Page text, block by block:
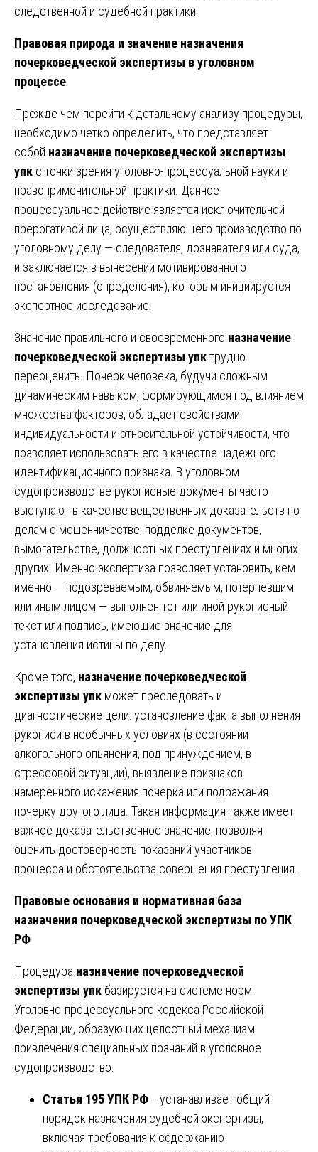
следственной и судебной практики.
Правовая природа и значение назначения
почерковедческой экспертизы в уголовном
процессе
Прежде чем перейти к детальному анализу процедуры,
необходимо четко определить, что представляет
собой назначение почерковедческой экспертизы
упк с точки зрения уголовно-процессуальной науки и
правоприменительной практики. Данное
процессуальное действие является исключительной
прерогативой лица, осуществляющего производство по
уголовному делу — следователя, дознавателя или суда,
и заключается в вынесении мотивированного
постановления (определения), которым инициируется
экспертное исследование.
Значение правильного и своевременного назначение
почерковедческой экспертизы упктрудно
переоценить. Почерк человека, будучи сложным
динамическим навыком, формирующимся под влиянием
множества факторов, обладает свойствами
индивидуальности и относительной устойчивости, что
позволяет использовать его в качестве надежного
идентификационного признака. В уголовном
судопроизводстве рукописные документы часто
выступают в качестве вещественных доказательств по
делам о мошенничестве, подделке документов,
вымогательстве, должностных преступлениях и многих
других. Именно экспертиза позволяет установить, кем
именно — подозреваемым, обвиняемым, потерпевшим
или иным лицом — выполнен тот или иной рукописный
текст или подпись, имеющие значение для
установления истины по делу.
Кроме того, назначение почерковедческой
экспертизы упк может преследовать и
диагностические цели: установление факта выполнения
рукописи в необычных условиях (в состоянии
алкогольного опьянения, под принуждением, в
стрессовой ситуации), выявление признаков
намеренного искажения почерка или подражания
почерку другого лица. Такая информация также имеет
важное доказательственное значение, позволяя
оценить достоверность показаний участников
процесса и обстоятельства совершения преступления.
Правовые основания и нормативная база
назначения почерковедческой экспертизы по УПК
РФ
Процедура назначение почерковедческой
экспертизы упк базируется на системе норм
Уголовно-процессуального кодекса Российской
Федерации, образующих целостный механизм
привлечения специальных познаний в уголовное
судопроизводство.
Статья 195 УПК РФ— устанавливает общий
порядок назначения судебной экспертизы,
включая требования к содержанию